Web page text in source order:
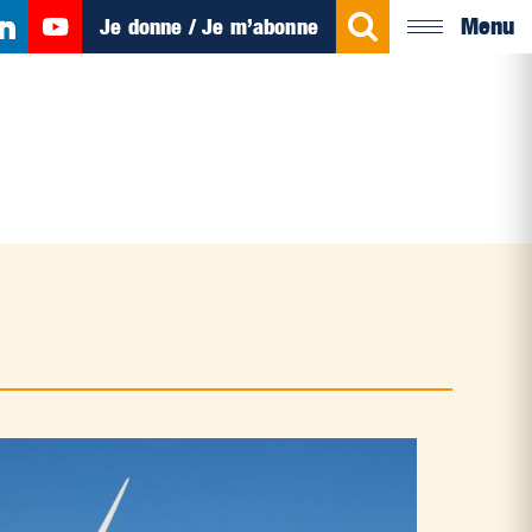
Je donne / Je m’abonne Menu